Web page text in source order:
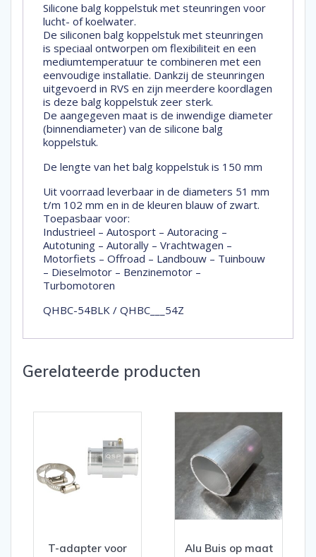
Silicone balg koppelstuk met steunringen voor
lucht- of koelwater.
De siliconen balg koppelstuk met steunringen
is speciaal ontworpen om flexibiliteit en een
mediumtemperatuur te combineren met een
eenvoudige installatie. Dankzij de steunringen
uitgevoerd in RVS en zijn meerdere koordlagen
is deze balg koppelstuk zeer sterk.
De aangegeven maat is de inwendige diameter
(binnendiameter) van de silicone balg
koppelstuk.
De lengte van het balg koppelstuk is 150 mm
Uit voorraad leverbaar in de diameters 51 mm
t/m 102 mm en in de kleuren blauw of zwart.
Toepasbaar voor:
Industrieel – Autosport – Autoracing –
Autotuning – Autorally – Vrachtwagen –
Motorfiets – Offroad – Landbouw – Tuinbouw
– Dieselmotor – Benzinemotor –
Turbomotoren
QHBC-54BLK / QHBC___54Z
Gerelateerde producten
T-adapter voor
Alu Buis op maat